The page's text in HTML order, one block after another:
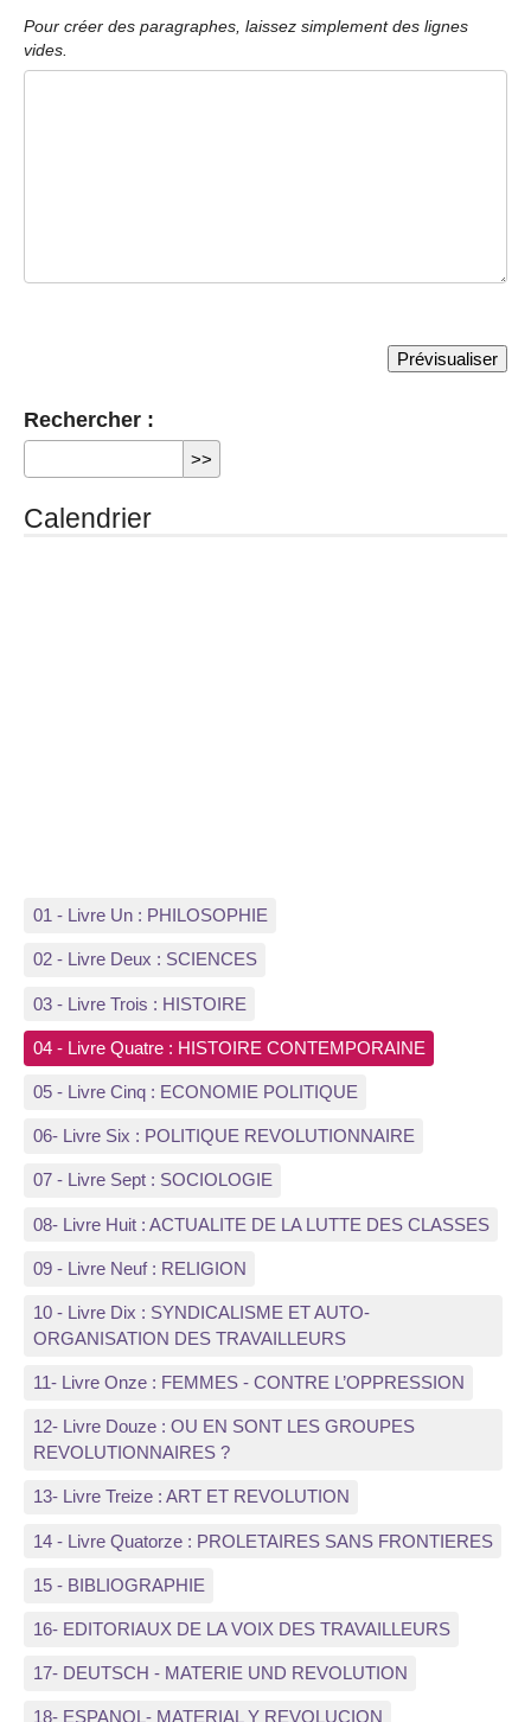
Pour créer des paragraphes, laissez simplement des lignes
vides.
Rechercher :
Calendrier
01 - Livre Un : PHILOSOPHIE
02 - Livre Deux : SCIENCES
03 - Livre Trois : HISTOIRE
04 - Livre Quatre : HISTOIRE CONTEMPORAINE
05 - Livre Cinq : ECONOMIE POLITIQUE
06- Livre Six : POLITIQUE REVOLUTIONNAIRE
07 - Livre Sept : SOCIOLOGIE
08- Livre Huit : ACTUALITE DE LA LUTTE DES CLASSES
09 - Livre Neuf : RELIGION
10 - Livre Dix : SYNDICALISME ET AUTO-
ORGANISATION DES TRAVAILLEURS
11- Livre Onze : FEMMES - CONTRE L’OPPRESSION
12- Livre Douze : OU EN SONT LES GROUPES
REVOLUTIONNAIRES ?
13- Livre Treize : ART ET REVOLUTION
14 - Livre Quatorze : PROLETAIRES SANS FRONTIERES
15 - BIBLIOGRAPHIE
16- EDITORIAUX DE LA VOIX DES TRAVAILLEURS
17- DEUTSCH - MATERIE UND REVOLUTION
18- ESPANOL- MATERIAL Y REVOLUCION